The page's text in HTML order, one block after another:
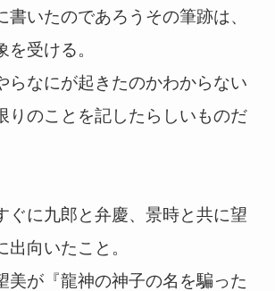
書いたのであろうその筆跡は、
受ける。
らなにが起きたのかわからない
りのことを記したらしいものだ
ぐに九郎と弁慶、景時と共に望
向いたこと。
美が『龍神の神子の名を騙った